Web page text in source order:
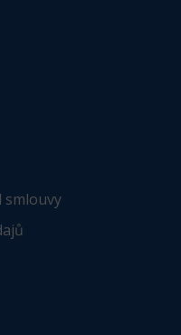
smlouvy